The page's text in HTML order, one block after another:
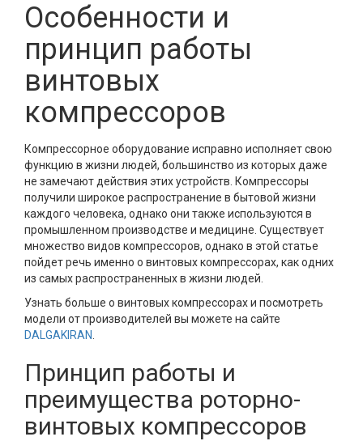
Особенности и
принцип работы
винтовых
компрессоров
Компрессорное оборудование исправно исполняет свою
функцию в жизни людей, большинство из которых даже
не замечают действия этих устройств. Компрессоры
получили широкое распространение в бытовой жизни
каждого человека, однако они также используются в
промышленном производстве и медицине. Существует
множество видов компрессоров, однако в этой статье
пойдет речь именно о винтовых компрессорах, как одних
из самых распространенных в жизни людей.
Узнать больше о винтовых компрессорах и посмотреть
модели от производителей вы можете на сайте
DALGAKIRAN
Принцип работы и
преимущества роторно-
винтовых компрессоров